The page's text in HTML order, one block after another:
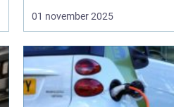
01 november 2025